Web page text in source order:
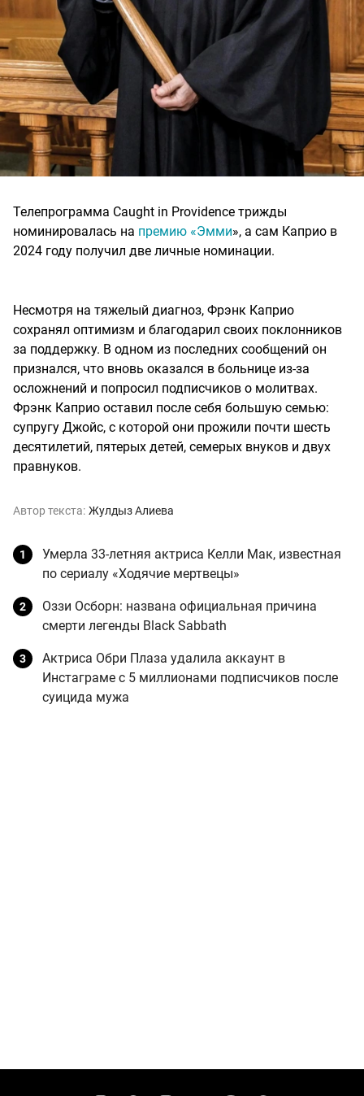
Телепрограмма Caught in Providence трижды
номинировалась на премию «Эмми», а сам Каприо в
2024 году получил две личные номинации.
Несмотря на тяжелый диагноз, Фрэнк Каприо
сохранял оптимизм и благодарил своих поклонников
за поддержку. В одном из последних сообщений он
признался, что вновь оказался в больнице из-за
осложнений и попросил подписчиков о молитвах.
Фрэнк Каприо оставил после себя большую семью:
супругу Джойс, с которой они прожили почти шесть
десятилетий, пятерых детей, семерых внуков и двух
правнуков.
Автор текста: Жулдыз Алиева
Умерла 33-летняя актриса Келли Мак, известная
по сериалу «Ходячие мертвецы»
Оззи Осборн: названа официальная причина
смерти легенды Black Sabbath
Актриса Обри Плаза удалила аккаунт в
Инстаграме с 5 миллионами подписчиков после
суицида мужа